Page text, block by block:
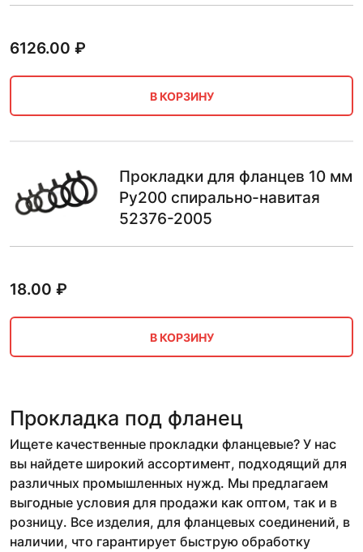
6126.00 ₽
В КОРЗИНУ
Прокладки для фланцев 10 мм
Ру200 спирально-навитая
52376-2005
18.00 ₽
В КОРЗИНУ
Прокладка под фланец
Ищете качественные прокладки фланцевые? У нас
вы найдете широкий ассортимент, подходящий для
различных промышленных нужд. Мы предлагаем
выгодные условия для продажи как оптом, так и в
розницу. Все изделия, для фланцевых соединений, в
наличии, что гарантирует быструю обработку